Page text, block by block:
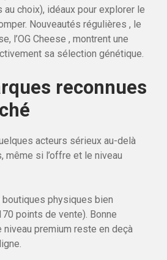
choix), idéaux pour explorer le
Nouveautés régulières , le
l’OG Cheese , montrent une
sa sélection génétique.
reconnues
acteurs sérieux au-delà
même si l’offre et le niveau
boutiques physiques bien
points de vente). Bonne
premium reste en deçà